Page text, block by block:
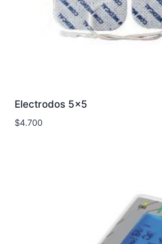
Electrodos 5×5
$4.700